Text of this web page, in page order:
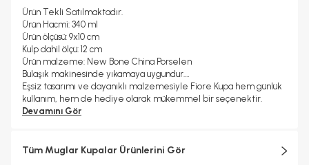
Ürün Tekli Satılmaktadır.
Ürün Hacmi: 340 ml
Ürün ölçüsü: 9x10 cm
Kulp dahil ölçü: 12 cm
Ürün malzeme: New Bone China Porselen
Bulaşık makinesinde yıkamaya uygundur.
Eşsiz tasarımı ve dayanıklı malzemesiyle Fiore Kupa hem günlük
kullanım, hem de hediye olarak mükemmel bir seçenektir.
Devamını Gör
Tüm Muglar Kupalar Ürünlerini Gör